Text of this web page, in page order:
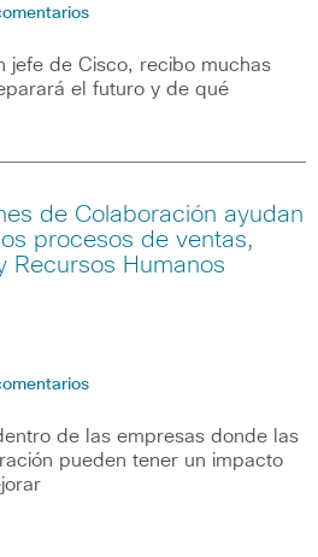
jefe de Cisco, recibo muchas
el futuro y de qué
de Colaboración ayudan
procesos de ventas,
Recursos Humanos
de las empresas donde las
pueden tener un impacto